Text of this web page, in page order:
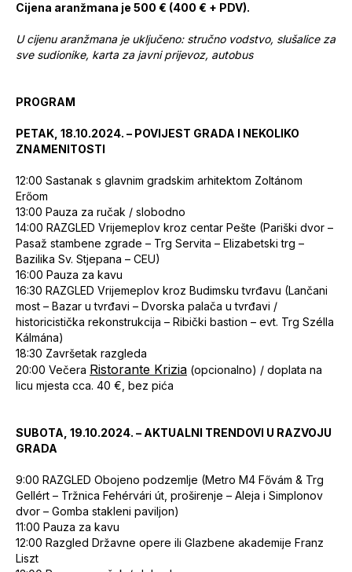
Cijena aranžmana je 500 € (400 € + PDV).
U cijenu aranžmana je uključeno: stručno vodstvo, slušalice za
sve sudionike, karta za javni prijevoz, autobus
PROGRAM
PETAK, 18.10.2024. – POVIJEST GRADA I NEKOLIKO
ZNAMENITOSTI
12:00 Sastanak s glavnim gradskim arhitektom Zoltánom
Erőom
13:00 Pauza za ručak / slobodno
14:00 RAZGLED Vrijemeplov kroz centar Pešte (Pariški dvor –
Pasaž stambene zgrade – Trg Servita – Elizabetski trg –
Bazilika Sv. Stjepana – CEU)
16:00 Pauza za kavu
16:30 RAZGLED Vrijemeplov kroz Budimsku tvrđavu (Lančani
most – Bazar u tvrđavi – Dvorska palača u tvrđavi /
historicistička rekonstrukcija – Ribički bastion – evt. Trg Szélla
Kálmána)
18:30 Završetak razgleda
20:00 Večera Ristorante Krizia (opcionalno) / doplata na
licu mjesta cca. 40 €, bez pića
SUBOTA, 19.10.2024. – AKTUALNI TRENDOVI U RAZVOJU
GRADA
9:00 RAZGLED Obojeno podzemlje (Metro M4 Fővám & Trg
Gellért – Tržnica Fehérvári út, proširenje – Aleja i Simplonov
dvor – Gomba stakleni paviljon)
11:00 Pauza za kavu
12:00 Razgled Državne opere ili Glazbene akademije Franz
Liszt